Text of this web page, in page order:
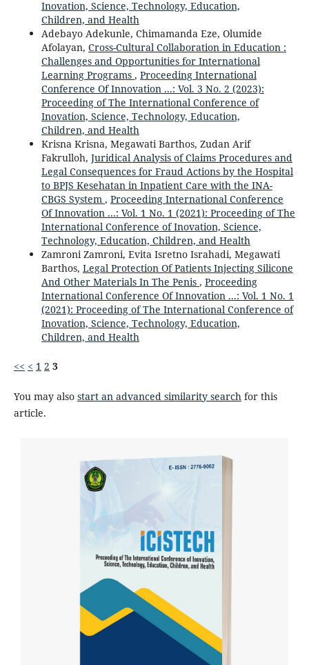
Inovation, Science, Technology, Education,
Children, and Health
Adebayo Adekunle, Chimamanda Eze, Olumide
Afolayan, Cross-Cultural Collaboration in Education :
Challenges and Opportunities for International
Learning Programs , Proceeding International
Conference Of Innovation ...: Vol. 3 No. 2 (2023):
Proceeding of The International Conference of
Inovation, Science, Technology, Education,
Children, and Health
Krisna Krisna, Megawati Barthos, Zudan Arif
Fakrulloh, Juridical Analysis of Claims Procedures and
Legal Consequences for Fraud Actions by the Hospital
to BPJS Kesehatan in Inpatient Care with the INA-
CBGS System , Proceeding International Conference
Of Innovation ...: Vol. 1 No. 1 (2021): Proceeding of The
International Conference of Inovation, Science,
Technology, Education, Children, and Health
Zamroni Zamroni, Evita Isretno Israhadi, Megawati
Barthos, Legal Protection Of Patients Injecting Silicone
And Other Materials In The Penis , Proceeding
International Conference Of Innovation ...: Vol. 1 No. 1
(2021): Proceeding of The International Conference of
Inovation, Science, Technology, Education,
Children, and Health
<< < 1 2 3
You may also start an advanced similarity searchfor this
article.